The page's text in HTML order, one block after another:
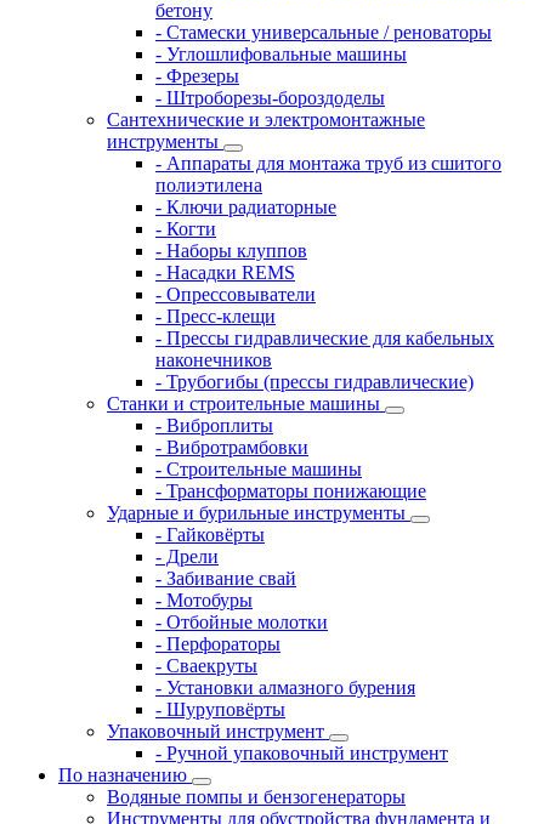
бетону
- Стамески универсальные / реноваторы
- Углошлифовальные машины
- Фрезеры
- Штроборезы-бороздоделы
Сантехнические и электромонтажные
инструменты
- Аппараты для монтажа труб из сшитого
полиэтилена
- Ключи радиаторные
- Когти
- Наборы клуппов
- Насадки REMS
- Опрессовыватели
- Пресс-клещи
- Прессы гидравлические для кабельных
наконечников
- Трубогибы (прессы гидравлические)
Станки и строительные машины
- Виброплиты
- Вибротрамбовки
- Строительные машины
- Трансформаторы понижающие
Ударные и бурильные инструменты
- Гайковёрты
- Дрели
- Забивание свай
- Мотобуры
- Отбойные молотки
- Перфораторы
- Сваекруты
- Установки алмазного бурения
- Шуруповёрты
Упаковочный инструмент
- Ручной упаковочный инструмент
По назначению
Водяные помпы и бензогенераторы
Инструменты для обустройства фундамента и